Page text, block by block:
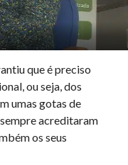
que é preciso
ou seja, dos
umas gotas de
acreditaram
os seus